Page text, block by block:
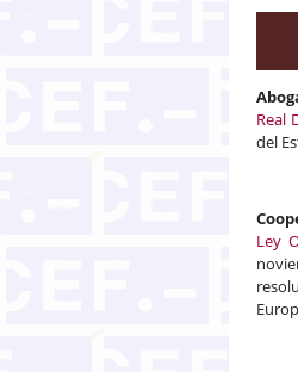
Real
del
Ley